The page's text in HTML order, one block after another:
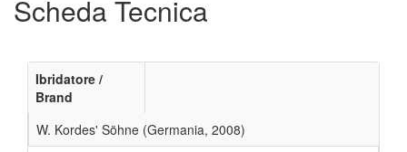
Scheda Tecnica
Ibridatore /
Brand
W. Kordes' Söhne (Germania, 2008)